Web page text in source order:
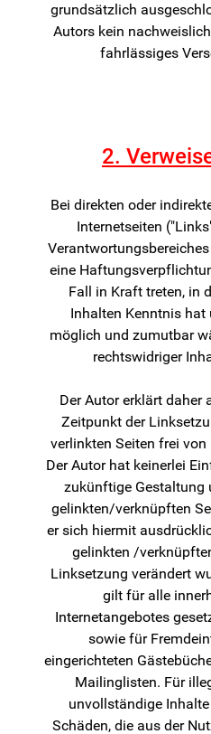
grundsätzlich
Autors kein
fahrlässiges
2.
Bei direkten oder
Internetseiten
eine
Fall in Kraft treten, in
Inhalten Kenntnis
möglich und zumutbar
rechtswidriger
Der Autor erklärt daher
Zeitpunkt der
verlinkten Seiten frei
Der Autor hat keinerlei
zukünftige Gestaltung
gelinkten/verknüpften
er sich hiermit
gelinkten /
Linksetzung verändert
gilt für alle
Internetangebotes
sowie für
eingerichteten
Mailinglisten. Für
unvollständige
Schäden, die aus der